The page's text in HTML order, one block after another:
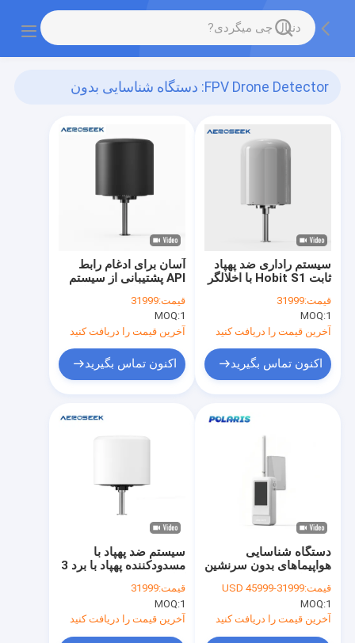
FPV Drone Detector: دستگاه شناسایی بدون
آسان برای ادغام رابط
API پشتیبانی از سیستم
آشکارساز FPV
قیمت:31999
MOQ:1
آخرین قیمت را دریافت کنید
اکنون تماس بگیرید
سیستم راداری ضد پهپاد
ثابت Hobit S1 با اخلالگر
قیمت:31999
MOQ:1
آخرین قیمت را دریافت کنید
اکنون تماس بگیرید
سیستم ضد پهپاد با
مسدودکننده پهپاد با برد 3
قیمت:31999
MOQ:1
آخرین قیمت را دریافت کنید
دستگاه شناسایی
هواپیماهای بدون سرنشین
Technology
قیمت:31999-45999 USD
MOQ:1
آخرین قیمت را دریافت کنید